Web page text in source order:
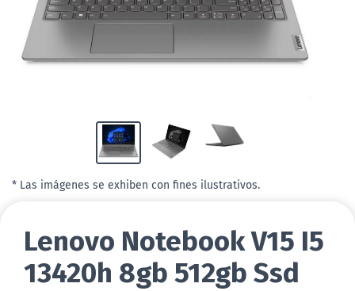
* Las imágenes se exhiben con fines ilustrativos.
Lenovo Notebook V15 I5
13420h 8gb 512gb Ssd